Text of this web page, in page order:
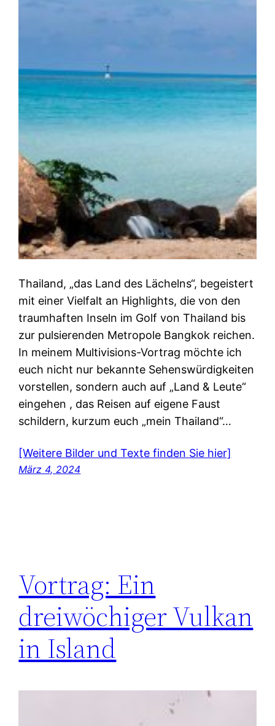
Thailand, „das Land des Lächelns“, begeistert
mit einer Vielfalt an Highlights, die von den
traumhaften Inseln im Golf von Thailand bis
zur pulsierenden Metropole Bangkok reichen.
In meinem Multivisions-Vortrag möchte ich
euch nicht nur bekannte Sehenswürdigkeiten
vorstellen, sondern auch auf „Land & Leute“
eingehen , das Reisen auf eigene Faust
schildern, kurzum euch „mein Thailand“…
[Weitere Bilder und Texte finden Sie hier]
März 4, 2024
Vortrag: Ein
dreiwöchiger Vulkan
in Island